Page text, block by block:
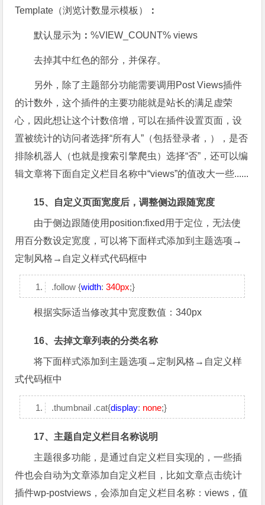
Template（浏览计数显示模板）
：
默认显示为 ：%VIEW_COUNT% views
去掉其中红色的部分，并保存。
另外，除了主题部分功能需要调用Post Views插件
的计数外，这个插件的主要功能就是站长的满足虚荣
心，因此想让这个计数倍增，可以在插件设置页面，设
置被统计的访问者选择“所有人”（包括登录者，），是否
排除机器人（也就是搜索引擎爬虫）选择“否”，还可以编
辑文章将下面自定义栏目名称中“views”的值改大一些......
15、自定义页面宽度后，调整侧边跟随宽度
由于侧边跟随使用position:fixed用于定位，无法使
用百分数设定宽度，可以将下面样式添加到主题选项→
定制风格→自定义样式代码框中
.follow {width:340px;}
根据实际适当修改其中宽度数值：340px
16、去掉文章列表的分类名称
将下面样式添加到主题选项→定制风格→自定义样
式代码框中
.thumbnail .cat{display: none;}
17、主题自定义栏目名称说明
主题很多功能，是通过自定义栏目实现的，一些插
件也会自动为文章添加自定义栏目，比如文章点击统计
插件wp-postviews，会添加自定义栏目名称：views，值